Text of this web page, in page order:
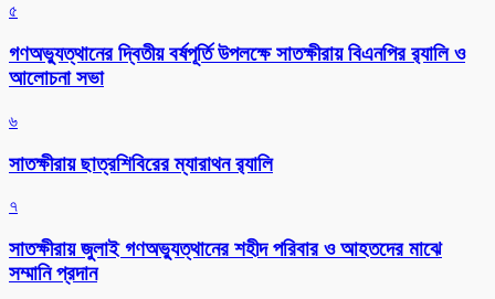
৫
গণঅভ্যুত্থানের দ্বিতীয় বর্ষপূর্তি উপলক্ষে সাতক্ষীরায় বিএনপির র‌্যালি ও
আলোচনা সভা
৬
সাতক্ষীরায় ছাত্রশিবিরের ম্যারাথন র‌্যালি
৭
সাতক্ষীরায় জুলাই গণঅভ্যুত্থানের শহীদ পরিবার ও আহতদের মাঝে
সম্মানি প্রদান